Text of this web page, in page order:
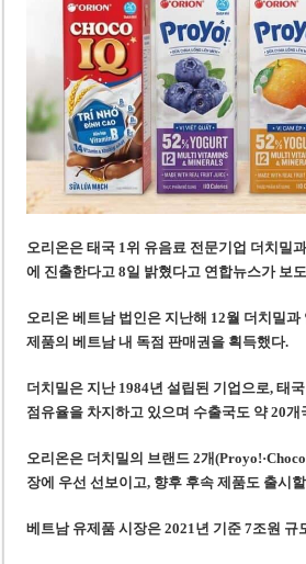
오리온은 태국 1위 유음료 전문기업 더치밀
에 진출한다고 8일 밝혔다고 연합뉴스가 보
오리온 베트남 법인은 지난해 12월 더치밀과
제품의 베트남 내 독점 판매권을 획득했다.
더치밀은 지난 1984년 설립된 기업으로, 태
점유율을 차지하고 있으며 수출국도 약 20개
오리온은 더치밀의 브랜드 2개
장에 우선 선보이고, 향후 후속 제품도 출시
베트남 유제품 시장은 2021년 기준 7조원 규